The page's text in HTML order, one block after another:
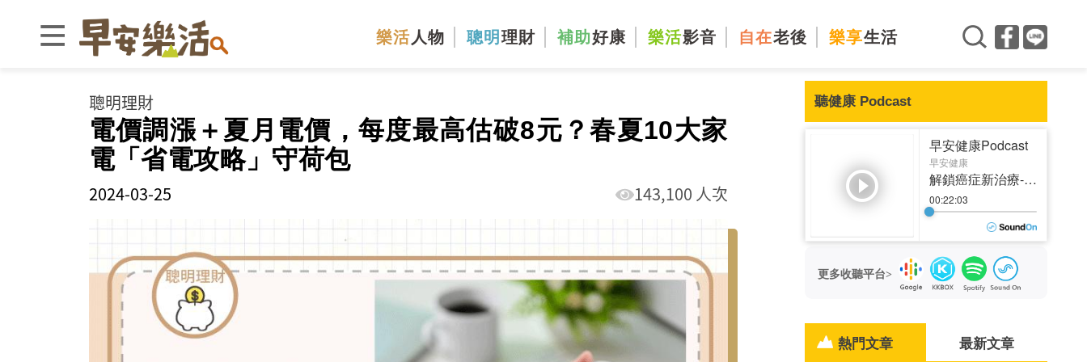
樂活 人物 聰明 理財 補助好康 樂活影音 自在老後 樂享生活
聰明理財
電價調漲＋夏月電價，每度最高估破8元？春夏10大家
電「省電攻略」守荷包
2024-03-25 143,100 人次
聽健康 Podcast
更多收聽平台>
熱門文章 最新文章